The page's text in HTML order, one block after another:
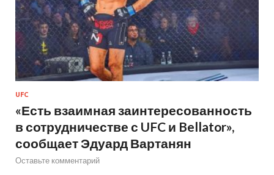
UFC
«Есть взаимная заинтересованность
в сотрудничестве с UFC и Bellator»,
сообщает Эдуард Вартанян
Оставьте комментарий